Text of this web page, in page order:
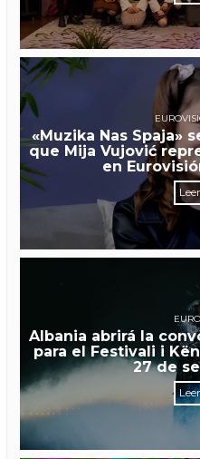
«Muzika Nas Spaja»
que Mija Vujović
en
Albania abrirá la
para el Festivali i
27 de